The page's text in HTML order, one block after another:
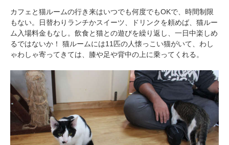
カフェと猫ルームの行き来はいつでも何度でもOKで、時間制限
もない。日替わりランチかスイーツ、ドリンクを頼めば、猫ルー
ム入場料金もなし。飲食と猫との遊びを繰り返し、一日中楽しめ
るではないか！ 猫ルームには11匹の人懐っこい猫がいて、わし
ゃわしゃ寄ってきては、膝や足や背中の上に乗ってくれる。
PECOアプリをダウンロード済みの方